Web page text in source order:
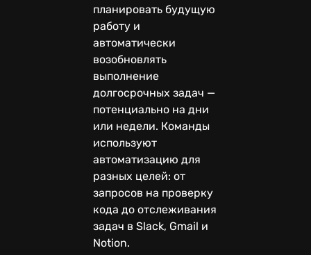
планировать будущую
работу и
автоматически
возобновлять
выполнение
долгосрочных задач —
потенциально на дни
или недели. Команды
используют
автоматизацию для
разных целей: от
запросов на проверку
кода до отслеживания
задач в Slack, Gmail и
Notion.